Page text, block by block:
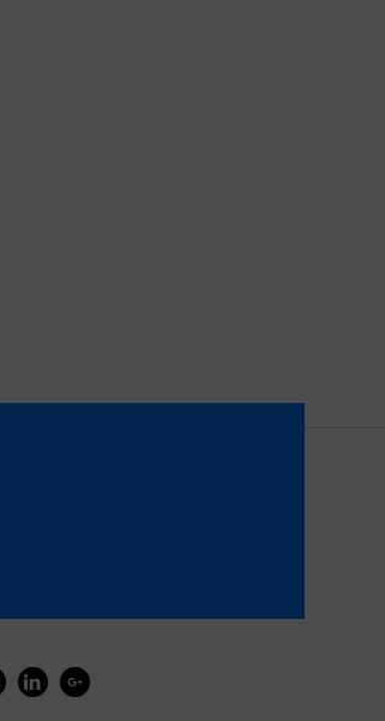
 